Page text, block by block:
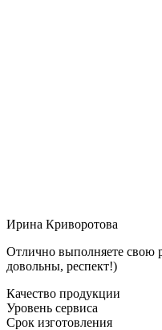
Ирина Криворотова
Отлично выполняете свою
довольны, респект!)
Качество продукции
Уровень сервиса
Срок изготовления